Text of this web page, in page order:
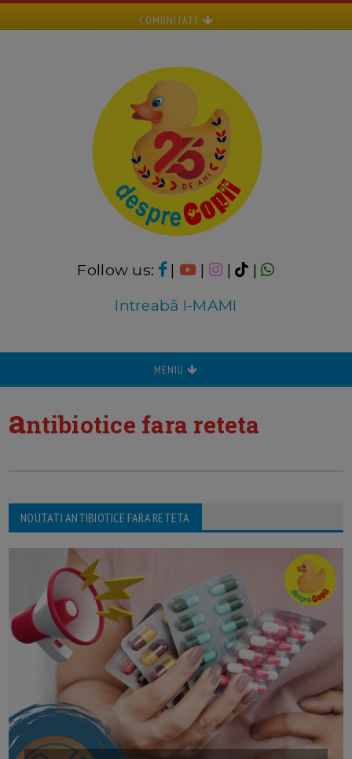
COMUNITATE
Follow us: | | |
|
Intreabă I-MAMI
MENIU
antibiotice fara reteta
NOUTATI ANTIBIOTICE FARA RETETA